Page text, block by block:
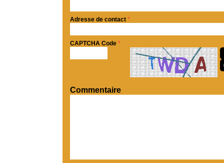
Adresse de contact *
CAPTCHA Code *
Commentaire